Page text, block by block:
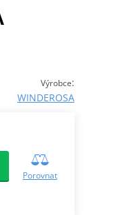
Výrobce:
WINDEROSA
Porovnat